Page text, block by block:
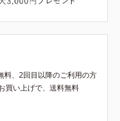
料、2回目以降のご利用の方
買い上げで、送料無料